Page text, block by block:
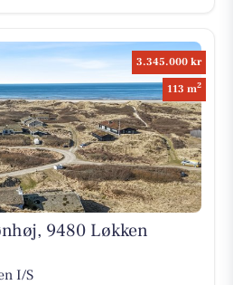
3.345.000 kr
113 m2
9480 Løkken
I/S